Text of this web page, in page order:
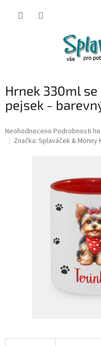
Hrnek 330ml
pejsek -
Průměrné
hodnocení
Neohodnoceno Podrobnosti
Značka: Splaváček & Monny